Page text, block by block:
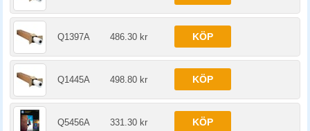
Q1397A 486.30 kr KÖP
Q1445A 498.80 kr KÖP
Q5456A 331.30 kr KÖP